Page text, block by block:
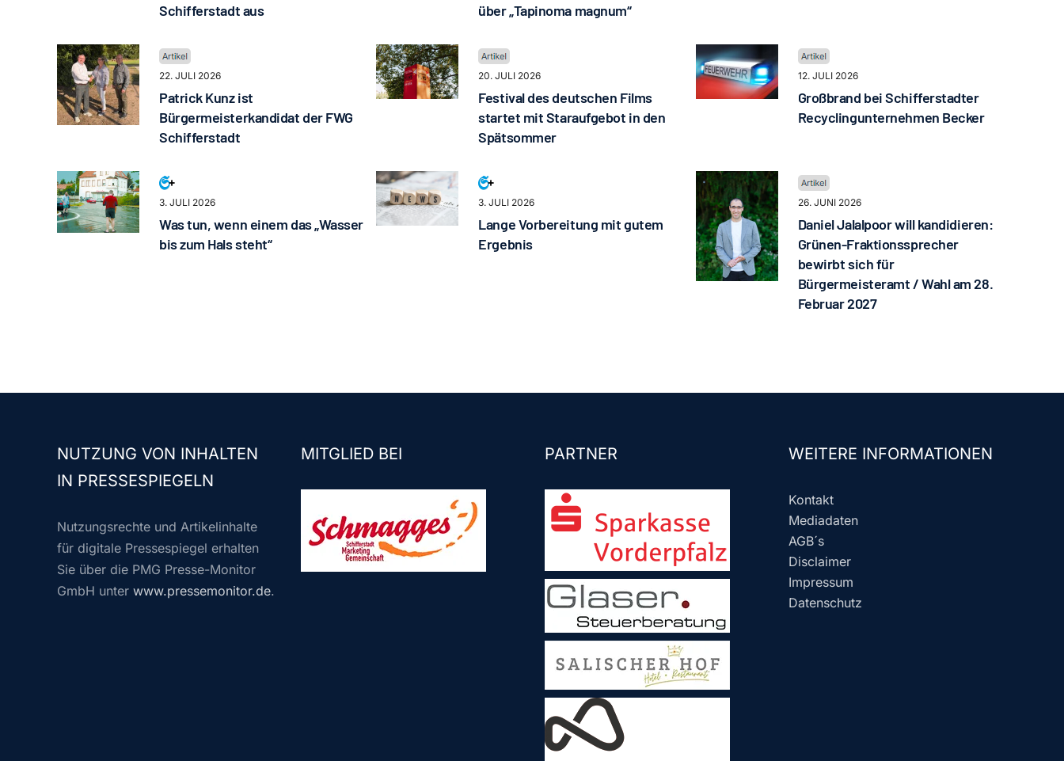
Schifferstadt aus
über „Tapinoma magnum“
22. JULI 2026
Patrick Kunz ist
Bürgermeisterkandidat der FWG
Schifferstadt
20. JULI 2026
Festival des deutschen Films
startet mit Staraufgebot in den
Spätsommer
12. JULI 2026
Großbrand bei Schifferstadter
Recyclingunternehmen Becker
3. JULI 2026
Was tun, wenn einem das „Wasser
bis zum Hals steht“
3. JULI 2026
Lange Vorbereitung mit gutem
Ergebnis
26. JUNI 2026
Daniel Jalalpoor will kandidieren:
Grünen-Fraktionssprecher
bewirbt sich für
Bürgermeisteramt / Wahl am 28.
Februar 2027
NUTZUNG VON INHALTEN
IN PRESSESPIEGELN
Nutzungsrechte und Artikelinhalte
für digitale Pressespiegel erhalten
Sie über die PMG Presse-Monitor
GmbH unter www.pressemonitor.de.
MITGLIED BEI PARTNER WEITERE INFORMATIONEN
Kontakt
Mediadaten
AGB´s
Disclaimer
Impressum
Datenschutz